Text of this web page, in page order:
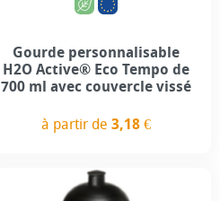
Gourde personnalisable
H2O Active® Eco Tempo de
700 ml avec couvercle vissé
à partir de3,18 €